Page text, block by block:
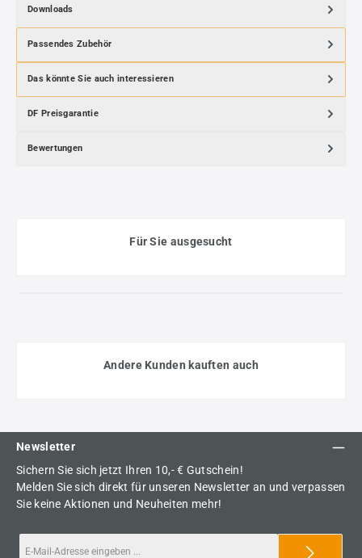
Downloads
Passendes Zubehör
Das könnte Sie auch interessieren
DF Preisgarantie
Bewertungen
Für Sie ausgesucht
Andere Kunden kauften auch
Newsletter
Sichern Sie sich jetzt Ihren 10,- € Gutschein!
Melden Sie sich direkt für unseren Newsletter an und verpassen
Sie keine Aktionen und Neuheiten mehr!